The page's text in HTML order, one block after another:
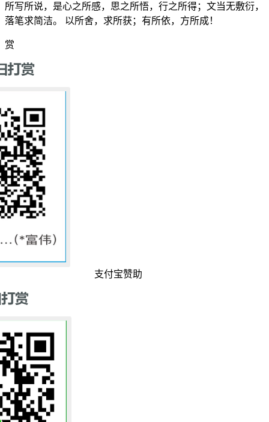
所写所说，是心之所感，思之所悟，行之所得；文当无敷衍，
落笔求简洁。 以所舍，求所获；有所依，方所成！
赏
支付宝赞助